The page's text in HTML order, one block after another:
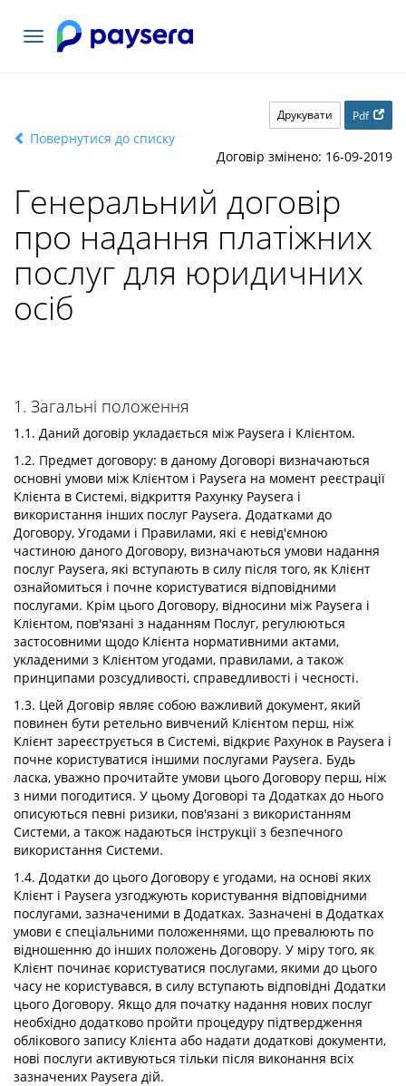
Переключити
навігацію
Друкувати Pdf
Повернутися до списку
Договір змінено: 16-09-2019
Генеральний договір
про надання платіжних
послуг для юридичних
осіб
1. Загальні положення
1.1. Даний договір укладається між Paysera і Клієнтом.
1.2. Предмет договору: в даному Договорі визначаються
основні умови між Клієнтом і Paysera на момент реєстрації
Клієнта в Системі, відкриття Рахунку Paysera і
використання інших послуг Paysera. Додатками до
Договору, Угодами і Правилами, які є невід'ємною
частиною даного Договору, визначаються умови надання
послуг Paysera, які вступають в силу після того, як Клієнт
ознайомиться і почне користуватися відповідними
послугами. Крім цього Договору, відносини між Paysera і
Клієнтом, пов'язані з наданням Послуг, регулюються
застосовними щодо Клієнта нормативними актами,
укладеними з Клієнтом угодами, правилами, а також
принципами розсудливості, справедливості і чесності.
1.3. Цей Договір являє собою важливий документ, який
повинен бути ретельно вивчений Клієнтом перш, ніж
Клієнт зареєструється в Системі, відкриє Рахунок в Paysera і
почне користуватися іншими послугами Paysera. Будь
ласка, уважно прочитайте умови цього Договору перш, ніж
з ними погодитися. У цьому Договорі та Додатках до нього
описуються певні ризики, пов'язані з використанням
Системи, а також надаються інструкції з безпечного
використання Системи.
1.4. Додатки до цього Договору є угодами, на основі яких
Клієнт і Paysera узгоджують користування відповідними
послугами, зазначеними в Додатках. Зазначені в Додатках
умови є спеціальними положеннями, що превалюють по
відношенню до інших положень Договору. У міру того, як
Клієнт починає користуватися послугами, якими до цього
часу не користувався, в силу вступають відповідні Додатки
цього Договору. Якщо для початку надання нових послуг
необхідно додатково пройти процедуру підтвердження
облікового запису Клієнта або надати додаткові документи,
нові послуги активуються тільки після виконання всіх
зазначених Paysera дій.